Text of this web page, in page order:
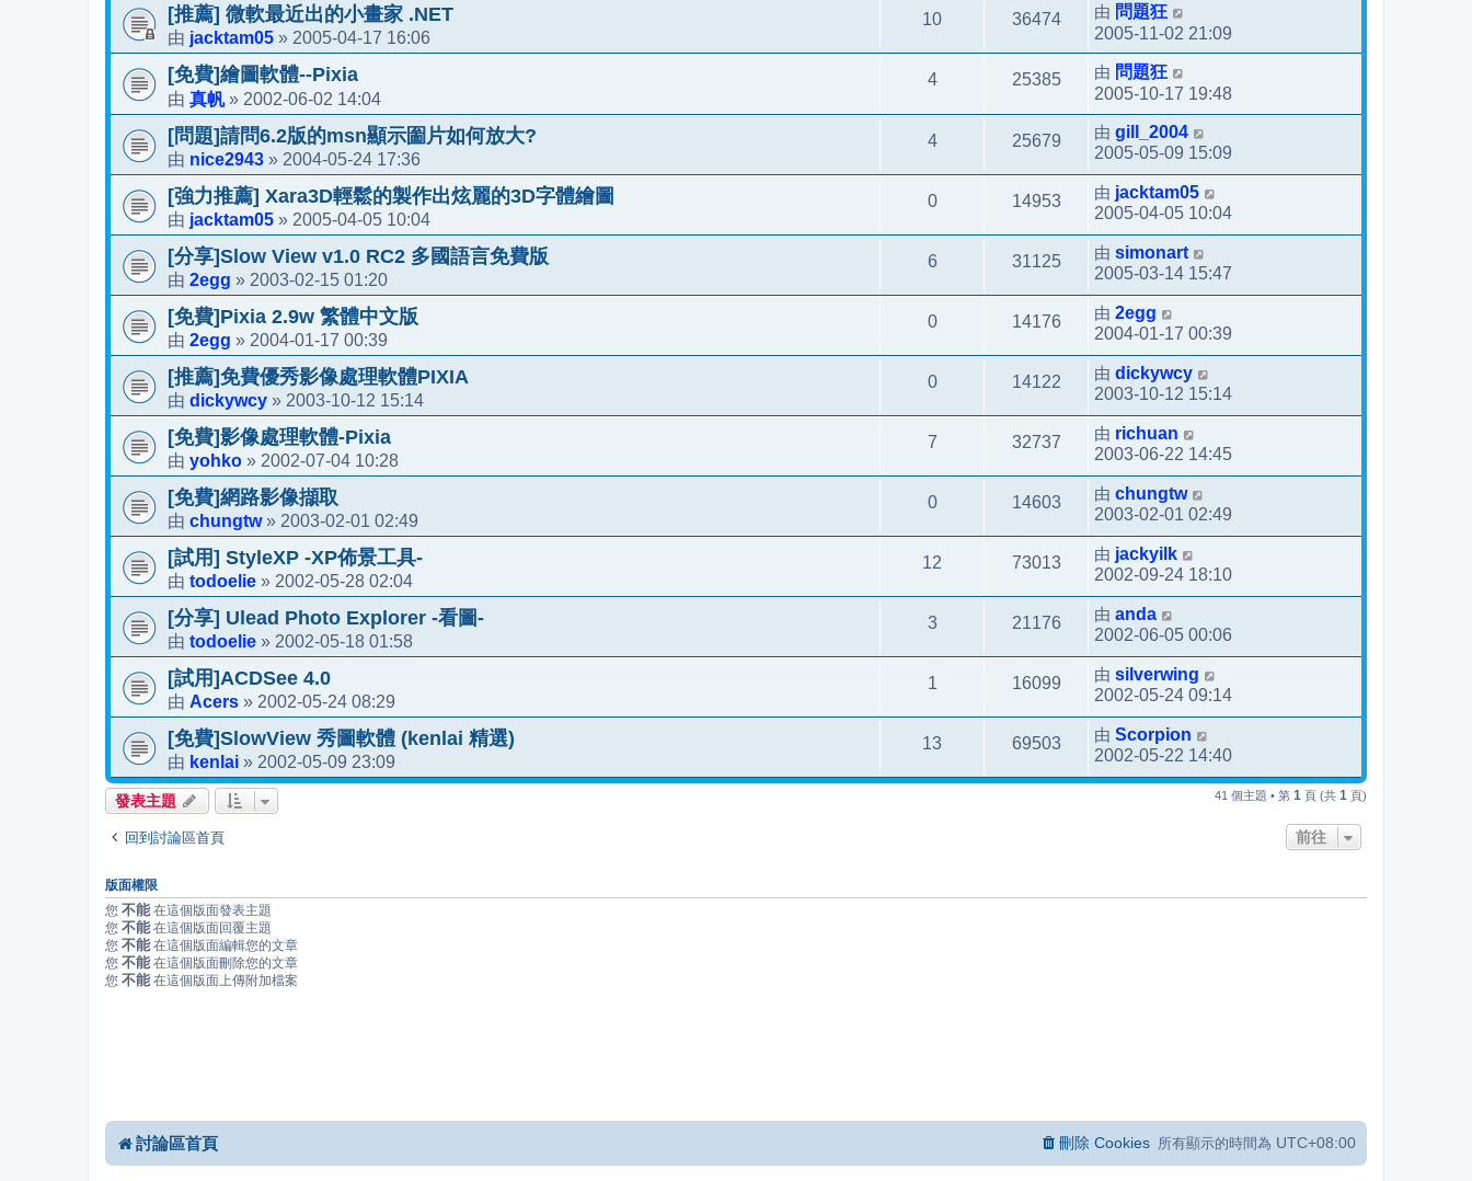
[推薦] 微軟最近出的小畫家 .NET
由 jacktam05 » 2005-04-17 16:06
10 36474 由 問題狂
2005-11-02 21:09
[免費]繪圖軟體--Pixia
由 真帆» 2002-06-02 14:04
4 25385 由 問題狂
2005-10-17 19:48
[問題]請問6.2版的msn顯示圗片如何放大?
由 nice2943 » 2004-05-24 17:36
4 25679 由 gill_2004
2005-05-09 15:09
[強力推薦] Xara3D輕鬆的製作出炫麗的3D字體繪圖
由 jacktam05 » 2005-04-05 10:04
0 14953 由 jacktam05
2005-04-05 10:04
[分享]Slow View v1.0 RC2 多國語言免費版
由 2egg » 2003-02-15 01:20
6 31125 由 simonart
2005-03-14 15:47
[免費]Pixia 2.9w 繁體中文版
由 2egg » 2004-01-17 00:39
0 14176 由 2egg
2004-01-17 00:39
[推薦]免費優秀影像處理軟體PIXIA
由 dickywcy » 2003-10-12 15:14
0 14122 由 dickywcy
2003-10-12 15:14
[免費]影像處理軟體-Pixia
由 yohko » 2002-07-04 10:28
7 32737 由 richuan
2003-06-22 14:45
[免費]網路影像擷取
由 chungtw» 2003-02-01 02:49
0 14603 由 chungtw
2003-02-01 02:49
[試用] StyleXP -XP佈景工具-
由 todoelie » 2002-05-28 02:04
12 73013 由 jackyilk
2002-09-24 18:10
[分享] Ulead Photo Explorer -看圖-
由 todoelie » 2002-05-18 01:58
3 21176 由 anda
2002-06-05 00:06
[試用]ACDSee 4.0
由 Acers » 2002-05-24 08:29
1 16099 由 silverwing
2002-05-24 09:14
[免費]SlowView 秀圖軟體 (kenlai 精選)
由 kenlai » 2002-05-09 23:09
13 69503 由 Scorpion
2002-05-22 14:40
發表主題 41 個主題 • 第 1 頁 (共 1 頁)
回到討論區首頁 前往
版面權限
您 不能 在這個版面發表主題
您 不能 在這個版面回覆主題
您 不能 在這個版面編輯您的文章
您 不能 在這個版面刪除您的文章
您 不能 在這個版面上傳附加檔案
討論區首頁 所有顯示的時間為 UTC+08:00
刪除 Cookies